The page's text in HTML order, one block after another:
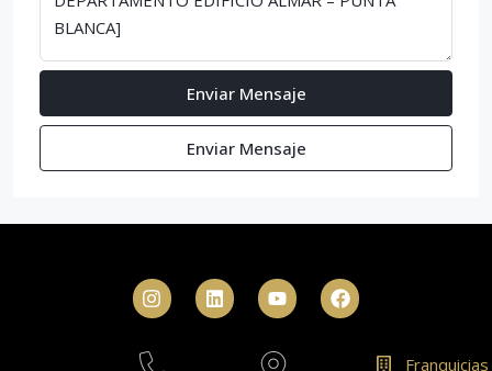
Enviar Mensaje
Enviar Mensaje
Franquicias